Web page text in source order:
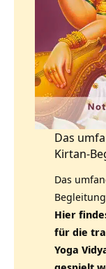
Das
Kirtan-
Das
Begleitung
Hier
für die
Yoga